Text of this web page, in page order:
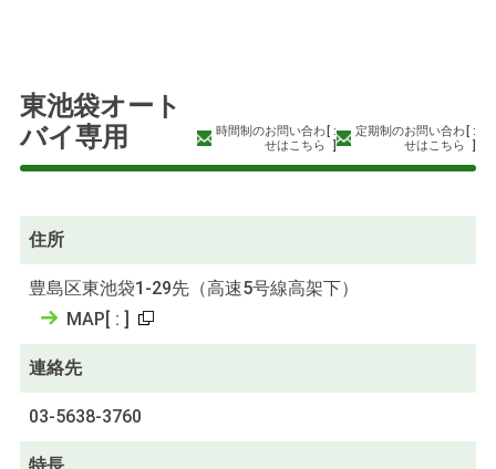
東池袋オート
バイ専用
時間制のお問い合わ
せはこちら
:
]
定期制のお問い合わ
せはこちら
:
住所
豊島区東池袋1-29先（高速5号線高架下）
MAP [ :]
連絡先
03-5638-3760